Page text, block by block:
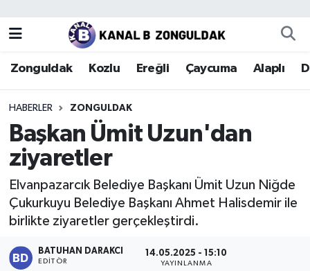
Zonguldak Kozlu Ereğli Çaycuma Alaplı
HABERLER ZONGULDAK
Başkan Ümit Uzun'dan
ziyaretler
Elvanpazarcık Belediye Başkanı Ümit Uzun Niğde
Çukurkuyu Belediye Başkanı Ahmet Halisdemir ile
birlikte ziyaretler gerçekleştirdi.
BATUHAN DARAKCI
EDITÖR
14.05.2025 - 15:10
YAYINLANMA
Zonguldak
Kozlu
Ereğli
Çaycuma
Alaplı
Devrek
Gökçebey
Zonguldak Nöbetçi Eczaneler
Zonguldak Hava Durumu
Zonguldak Trafik Yoğunluk Haritası
Puan Durumu ve Fikstür
Tüm Manşetler
Son Dakika Haberleri
Haber Arşivi